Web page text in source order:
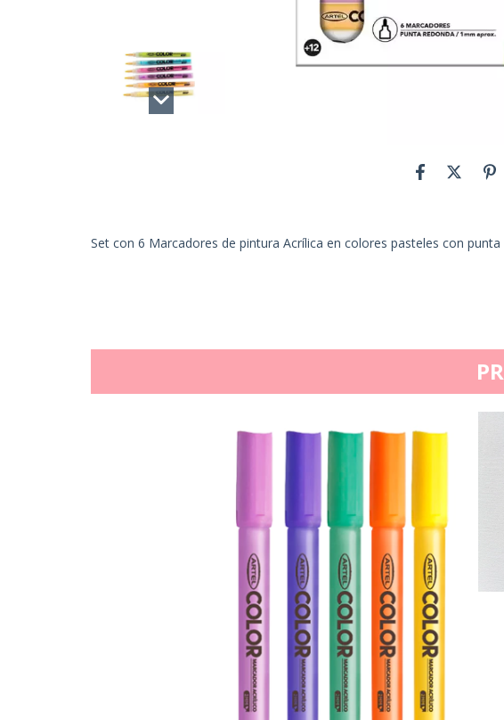
Set con 6 Marcadores de pintura Acrílica en colores pasteles con